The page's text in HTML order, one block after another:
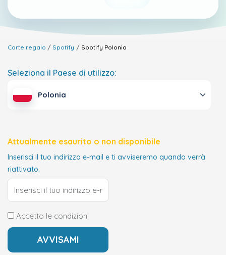
Carte regalo Spotify Spotify Polonia
Seleziona il Paese di utilizzo:
Polonia
Attualmente esaurito o non disponibile
Inserisci il tuo indirizzo e-mail e ti avviseremo quando verrà
riattivato.
Accetto le condizioni